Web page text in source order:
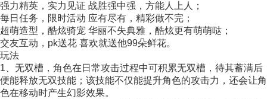
强力精英，实力见证 战胜强中强，方能人上人；
每日任务，限时活动 应有尽有，精彩做不完；
超萌造型，酷炫骑宠 华丽不失典雅，酷炫更有萌萌哒；
交友互动，pk送花 喜欢就送他99朵鲜花。
玩法
1、无双槽，角色在日常攻击过程中可积累无双槽，待其蓄满后
便能释放无双技能；该技能不仅能提升角色的攻击力，还会让角
色在移动时产生幻影效果。